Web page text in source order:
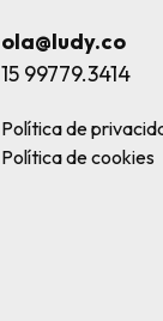
ola@ludy.co
15 99779.3414
Política de
Política de cookies